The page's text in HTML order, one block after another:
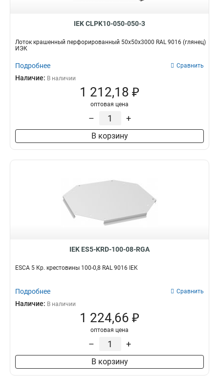
IEK CLPK10-050-050-3
Лоток крашенный перфорированный 50х50х3000 RAL 9016 (глянец)
ИЭК
Подробнее Сравнить
Наличие: В наличии
1 212,18 ₽
оптовая цена
– +
В корзину
IEK ES5-KRD-100-08-RGA
ESCA 5 Кр. крестовины 100-0,8 RAL 9016 IEK
Подробнее Сравнить
Наличие: В наличии
1 224,66 ₽
оптовая цена
– +
В корзину